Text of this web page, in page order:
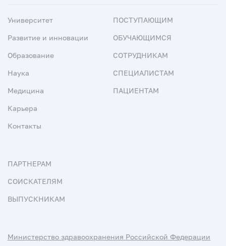
Университет
Развитие и инновации
Образование
Наука
Медицина
Карьера
Контакты
ПОСТУПАЮЩИМ
ОБУЧАЮЩИМСЯ
СОТРУДНИКАМ
СПЕЦИАЛИСТАМ
ПАЦИЕНТАМ
ПАРТНЕРАМ
СОИСКАТЕЛЯМ
ВЫПУСКНИКАМ
Министерство здравоохранения Российской Федерации